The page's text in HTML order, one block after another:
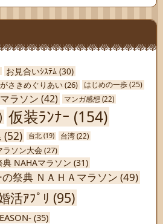
お見合いｼｽﾃﾑ (30)
さきめぐりあい(26) はじめの一歩(25)
ラソン (42) マンガ感想 (22)
仮装ﾗﾝﾅｰ (154)
(52) 台北 (19) 台湾 (22)
ラソン大会 (27)
NAHAマラソン (31)
祭典 ＮＡＨＡマラソン (49)
活ｱﾌﾟﾘ (95)
(35)